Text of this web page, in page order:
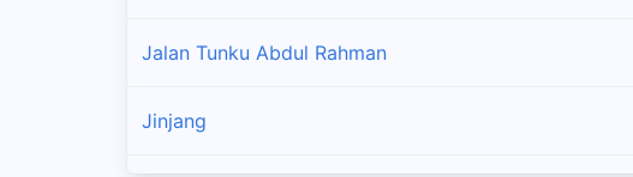
Jalan Tunku Abdul Rahman
Jinjang